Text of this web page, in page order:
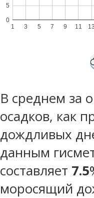
1 3 5 7 9 11
0
5
В среднем за
осадков, как
дождливых
данным
составляет 7.5
моросящий